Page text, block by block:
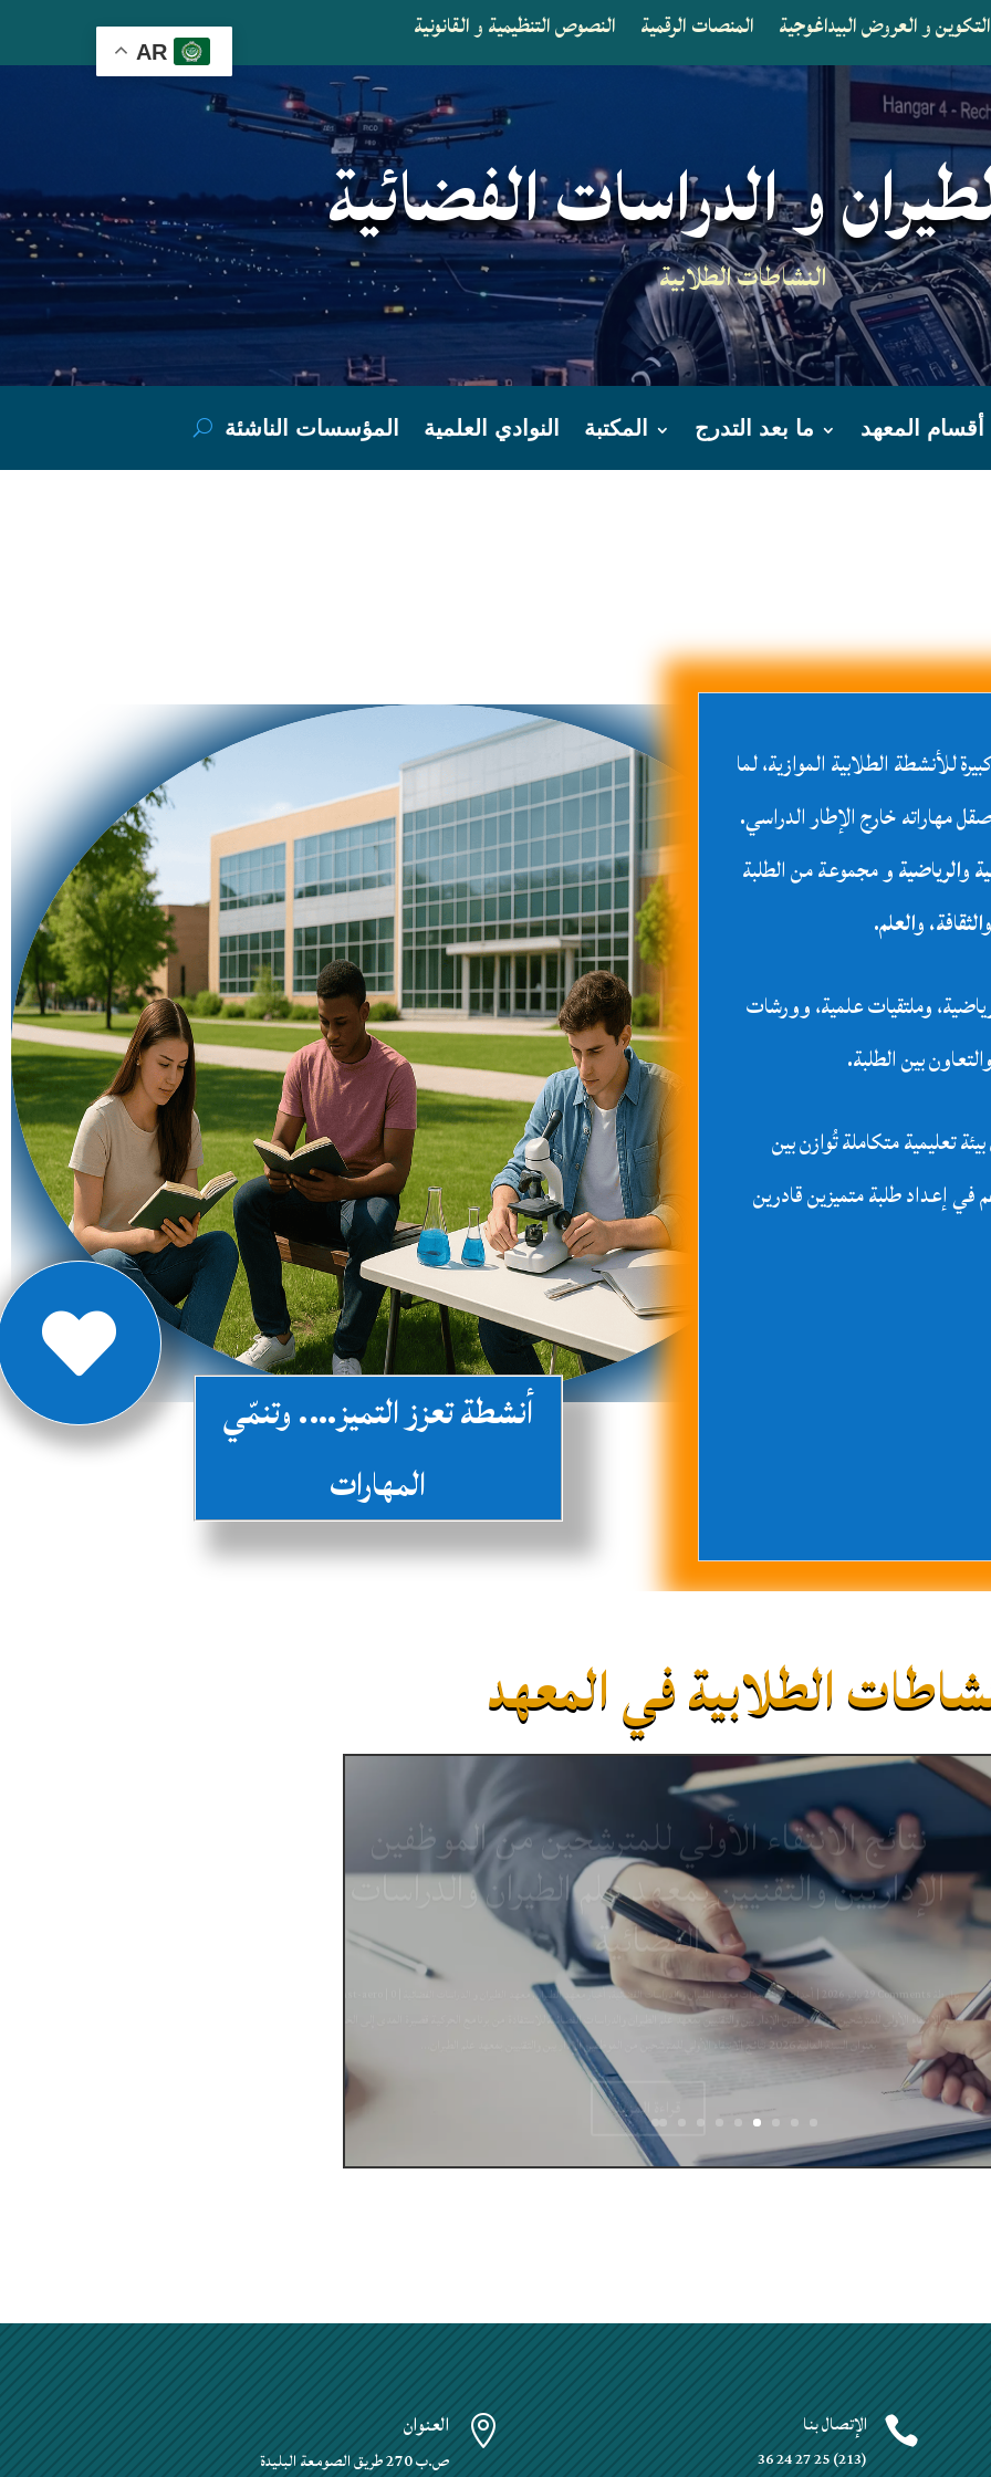
AR
التكوين و العروض البيداغوجية المنصات الرقمية النصوص التنظيمية و القانونية
و الدراسات الفضائية
النشاطات الطلابية
أقسام المعهد ما بعد التدرج المكتبة النوادي العلمية المؤسسات الناشئة
أنشطة تعزز التميز…. وتنمّي
المهارات

للأنشطة الطلابية الموازية، لما
مهاراته خارج الإطار الدراسي.
والرياضيةو مجموعة من الطلبة
والعلم.
وملتقيات علمية، وورشات
بين الطلبة.
تعليمية متكاملة تُوازن بين
في إعداد طلبة متميزين قادرين
الطلابية في المعهد
نتائج الانتقاء الأولي للمترشحين من الموظفين
الإداريين والتقنيين بمعهد علم الطيران والدراسات
الفضائية
inst-aero |أحداث و مستجدات معهد الطيران و الدراسات الفضائية ,أخبار معهد الطيران, معهد الطيران و الدراسات الفضائية
نتائج الانتقاء الأولي للمترشحين من الموظفين الإداريين والتقنيين بمعهد علم الطيران والدراسات الفضائية للاستفادة من برنامج الحركية قصيرة المدى إلى الخارج
بعنوان السنة المالية 2026 نتائج الانتقاء الأولي للمترشحين من الموظفين الإداريين والتقنيين بمعهد علم الطيران...
قراءة المزيد
المعهـــد
المعهـــد
 العنوان
ص.ب 270 طريق الصومعة البليدة
 الإتصال بنا
(213) 25 27 24 36